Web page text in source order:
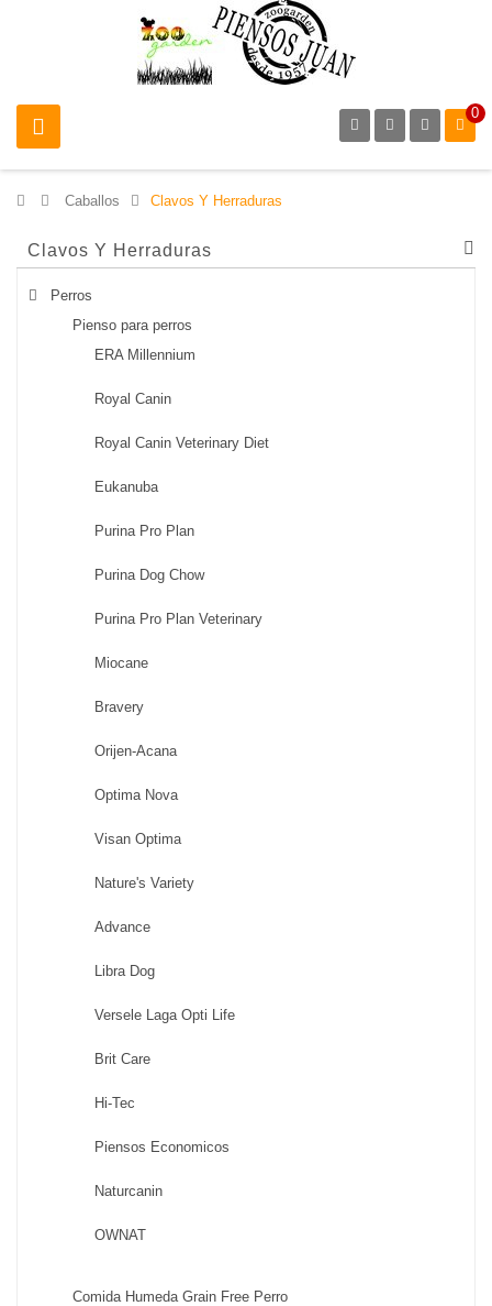
0
> Caballos > Clavos Y Herraduras
Clavos Y Herraduras
Perros
Pienso para perros
ERA Millennium
Royal Canin
Royal Canin Veterinary Diet
Eukanuba
Purina Pro Plan
Purina Dog Chow
Purina Pro Plan Veterinary
Miocane
Bravery
Orijen-Acana
Optima Nova
Visan Optima
Nature's Variety
Advance
Libra Dog
Versele Laga Opti Life
Brit Care
Hi-Tec
Piensos Economicos
Naturcanin
OWNAT
Comida Humeda Grain Free Perro